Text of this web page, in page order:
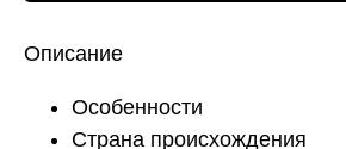
Описание
Особенности
Страна происхождения